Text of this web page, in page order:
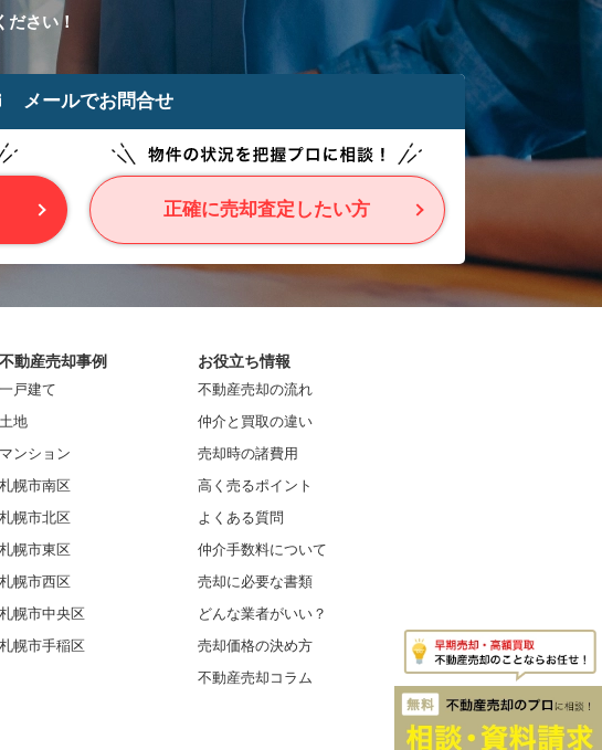
さい！
メールでお問合せ
正確に売却査定したい方
不動産売却事例
一戸建て
土地
マンション
札幌市南区
札幌市北区
札幌市東区
札幌市西区
札幌市中央区
札幌市手稲区
お役立ち情報
不動産売却の流れ
仲介と買取の違い
売却時の諸費用
高く売るポイント
よくある質問
仲介手数料について
売却に必要な書類
どんな業者がいい？
売却価格の決め方
不動産売却コラム